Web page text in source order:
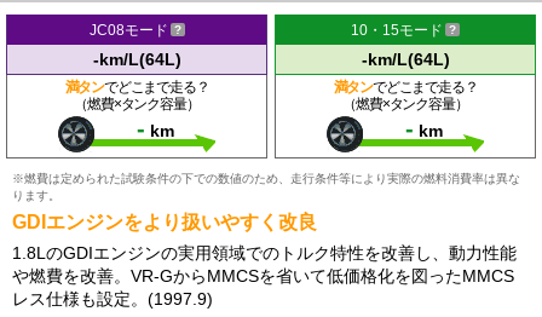
JC08モード
-km/L(64L)
満タンでどこまで走る？
（燃費×タンク容量）
- km
10・15モード
-km/L(64L)
満タンでどこまで走る？
（燃費×タンク容量）
- km
※燃費は定められた試験条件の下での数値のため、走行条件等により実際の燃料消費率は異な
ります。
GDIエンジンをより扱いやすく改良
1.8LのGDIエンジンの実用領域でのトルク特性を改善し、動力性能
や燃費を改善。VR-GからMMCSを省いて低価格化を図ったMMCS
レス仕様も設定。(1997.9)